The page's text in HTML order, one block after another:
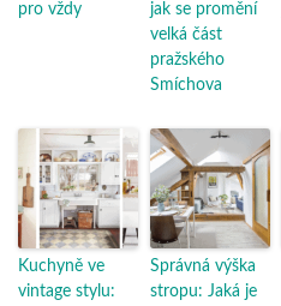
pro vždy
jak se promění
velká část
pražského
Smíchova
Kuchyně ve
vintage stylu:
Správná výška
stropu: Jaká je